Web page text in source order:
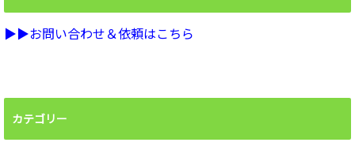
▶︎▶︎お問い合わせ＆依頼はこちら
カテゴリー